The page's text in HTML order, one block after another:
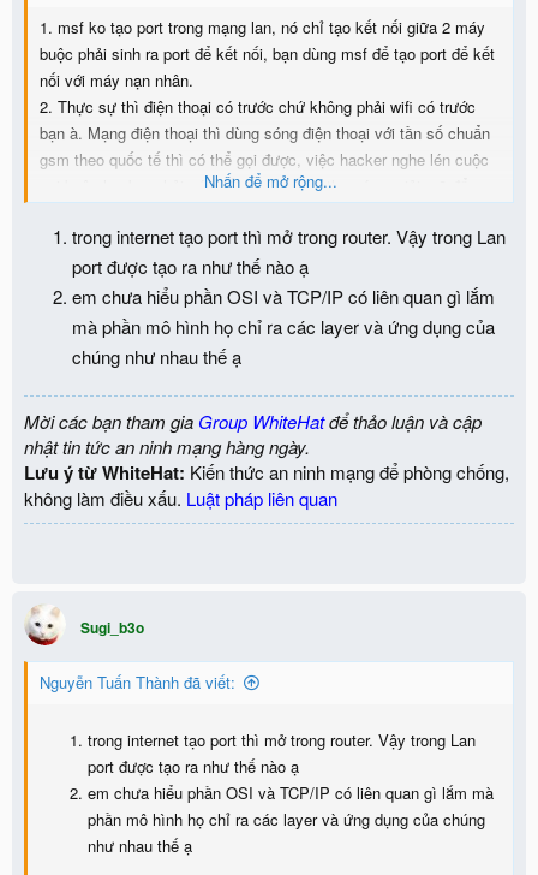
1. msf ko tạo port trong mạng lan, nó chỉ tạo kết nối giữa 2 máy
buộc phải sinh ra port để kết nối, bạn dùng msf để tạo port để kết
nối với máy nạn nhân.
2. Thực sự thì điện thoại có trước chứ không phải wifi có trước
bạn à. Mạng điện thoại thì dùng sóng điện thoại với tần số chuẩn
gsm theo quốc tế thì có thể gọi được, việc hacker nghe lén cuộc
gọi buộc hacker phải có thiết bị dò sóng, thu sóng, giải mã để
Nhấn để mở rộng...
trong internet tạo port thì mở trong router. Vậy trong Lan
port được tạo ra như thế nào ạ
em chưa hiểu phần OSI và TCP/IP có liên quan gì lắm
mà phần mô hình họ chỉ ra các layer và ứng dụng của
chúng như nhau thế ạ
Mời các bạn tham gia Group WhiteHatđể thảo luận và cập
nhật tin tức an ninh mạng hàng ngày.
Lưu ý từ WhiteHat: Kiến thức an ninh mạng để phòng chống,
không làm điều xấu. Luật pháp liên quan
Sugi_b3o
Nguyễn Tuấn Thành đã viết:
trong internet tạo port thì mở trong router. Vậy trong Lan
port được tạo ra như thế nào ạ
em chưa hiểu phần OSI và TCP/IP có liên quan gì lắm mà
phần mô hình họ chỉ ra các layer và ứng dụng của chúng
như nhau thế ạ